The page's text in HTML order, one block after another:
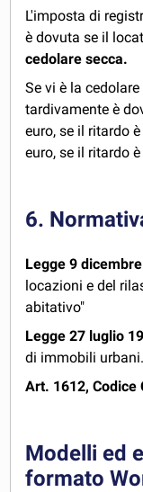
L'imposta di
è dovuta se il
cedolare secca.
Se vi è la
tardivamente è
euro, se il ritardo
euro, se il ritardo
6.
Legge 9
locazioni e del
abitativo"
Legge 27 luglio
di immobili
Art. 1612, Codice
Modelli ed
formato